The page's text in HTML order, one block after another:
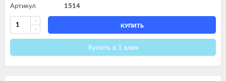
Артикул 1514
КУПИТЬ
Купить в 1 клик